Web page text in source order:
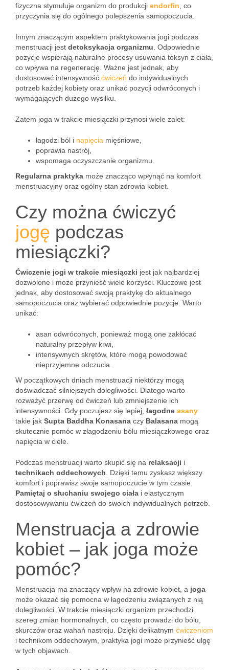
fizyczna stymuluje organizm do produkcji endorfin , co
przyczynia się do ogólnego polepszenia samopoczucia.
Innym znaczącym aspektem praktykowania jogi podczas
menstruacji jest detoksykacja organizmu . Odpowiednie
pozycje wspierają naturalne procesy usuwania toksyn z ciała,
co wpływa na regenerację. Ważne jest jednak, aby
dostosować intensywność ćwiczeń do indywidualnych
potrzeb każdej kobiety oraz unikać pozycji odwróconych i
wymagających dużego wysiłku.
Zatem joga w trakcie miesiączki przynosi wiele zalet:
łagodzi ból i napięcia mięśniowe,
poprawia nastrój,
wspomaga oczyszczanie organizmu.
Regularna praktyka może znacząco wpłynąć na komfort
menstruacyjny oraz ogólny stan zdrowia kobiet.
Czy można ćwiczyć
jogę podczas
miesiączki?
Ćwiczenie jogi w trakcie miesiączki jest jak najbardziej
dozwolone i może przynieść wiele korzyści. Kluczowe jest
jednak, aby dostosować swoją praktykę do aktualnego
samopoczucia oraz wybierać odpowiednie pozycje. Warto
unikać:
asan odwróconych, ponieważ mogą one zakłócać
naturalny przepływ krwi,
intensywnych skrętów, które mogą powodować
nieprzyjemne odczucia.
W początkowych dniach menstruacji niektórzy mogą
doświadczać silniejszych dolegliwości. Dlatego warto
rozważyć przerwę od ćwiczeń lub zmniejszenie ich
intensywności. Gdy poczujesz się lepiej, łagodne asany
takie jak Supta Baddha Konasana czy Balasana mogą
skutecznie pomóc w złagodzeniu bólu miesiączkowego oraz
napięcia w ciele.
Podczas menstruacji warto skupić się na relaksacji i
technikach oddechowych . Dzięki temu zyskasz większy
komfort i poprawisz swoje samopoczucie w tym czasie.
Pamiętaj o słuchaniu swojego ciała i elastycznym
dostosowywaniu ćwiczeń do swoich indywidualnych potrzeb.
Menstruacja a zdrowie
kobiet – jak joga może
pomóc?
Menstruacja ma znaczący wpływ na zdrowie kobiet, a joga
może okazać się pomocna w łagodzeniu związanych z nią
dolegliwości. W trakcie miesiączki organizm przechodzi
szereg zmian hormonalnych, co często prowadzi do bólu,
skurczów oraz wahań nastroju. Dzięki delikatnym ćwiczeniom
i technikom oddechowym, praktyka jogi może przynieść ulgę
w tych objawach.